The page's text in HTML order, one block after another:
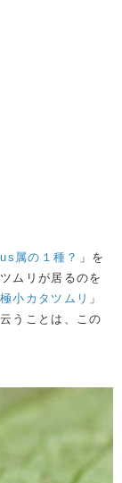
属の１種？ 」を
ムリが居るのを
小カタツムリ 」
うことは、この